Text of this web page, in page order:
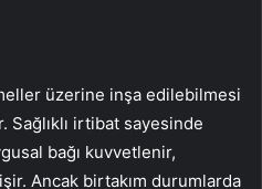
üzerine inşa edilebilmesi
Sağlıklı irtibat sayesinde
bağı kuvvetlenir,
Ancak birtakım durumlarda